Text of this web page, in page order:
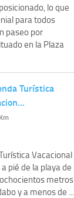
lo que
para todos
paseo por
en la Plaza
Turística
Vacacional
pié de la playa de
metros
y a menos de ...